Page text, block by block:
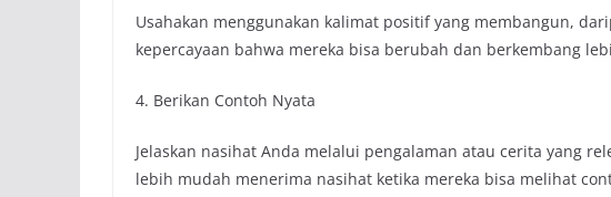
Usahakan menggunakan kalimat positif yang membangun,
kepercayaan bahwa mereka bisa berubah dan berkembang
4. Berikan Contoh Nyata
Jelaskan nasihat Anda melalui pengalaman atau cerita yang
lebih mudah menerima nasihat ketika mereka bisa melihat